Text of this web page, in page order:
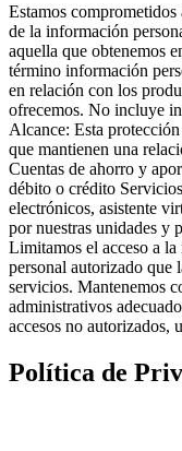
Estamos
de la información
aquella que obtenemos
término información
en relación con los
ofrecemos. No incluye
Alcance: Esta
que mantienen una
Cuentas de ahorro y
débito o crédito
electrónicos, asistente
por nuestras unidades y
Limitamos el acceso a
personal autorizado que
servicios. Mantenemos
administrativos
accesos no autorizados,
Política de